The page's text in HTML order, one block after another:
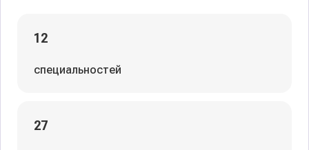
12
специальностей
27